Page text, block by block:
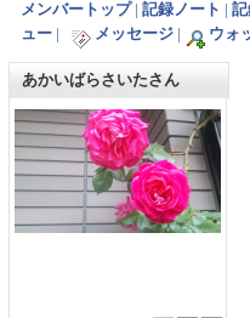
メンバートップ| 記録ノート 記
ュー
メッセージ ウォ
あかいばらさいたさん